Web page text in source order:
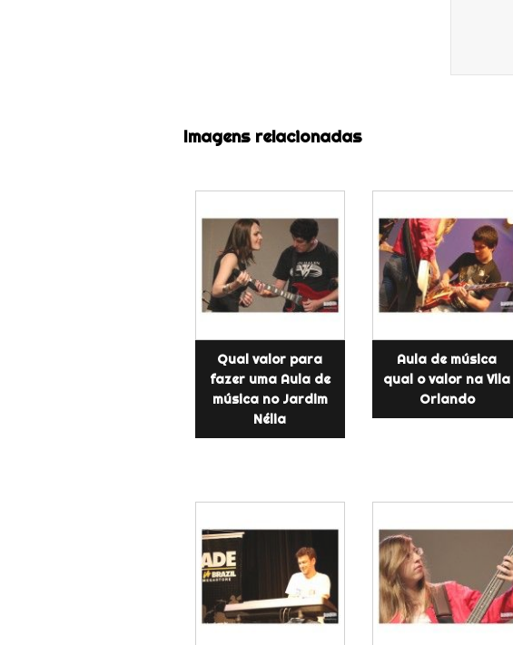
Imagens relacionadas
Qual valor para
fazer uma Aula de
música no Jardim
Nélia
Aula de música
qual o valor na Vila
Orlando